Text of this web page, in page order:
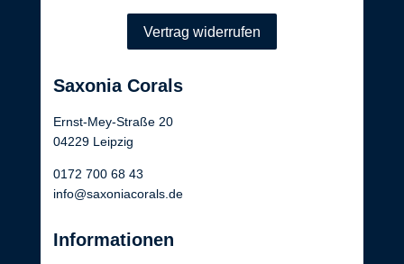
Vertrag widerrufen
Saxonia Corals
Ernst-Mey-Straße 20
04229 Leipzig
0172 700 68 43
info@saxoniacorals.de
Informationen